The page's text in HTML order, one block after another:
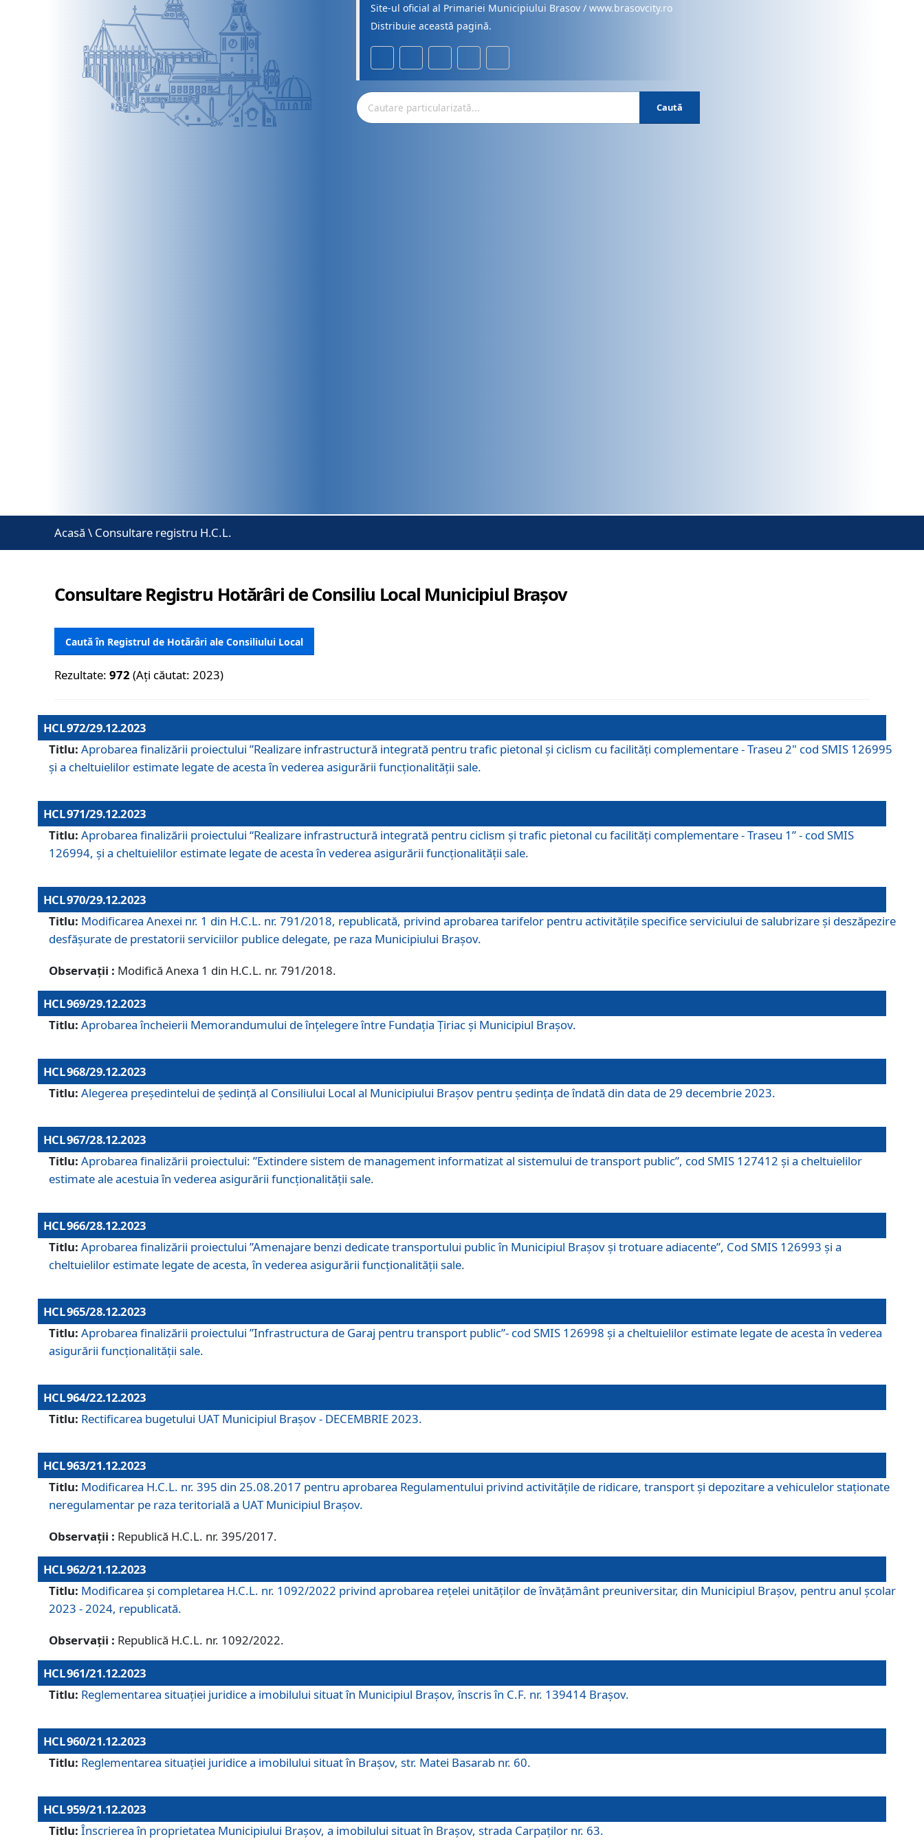
Site-ul oficial al Primariei Municipiului Brasov / www.brasovcity.ro
Distribuie această pagină.
Caută
Acasă \ Consultare registru H.C.L.
Consultare Registru Hotărâri de Consiliu Local Municipiul Brașov
Caută în Registrul de Hotărâri ale Consiliului Local
Rezultate:972 (Ați căutat: 2023)
HCL 972/29.12.2023
Titlu: Aprobarea finalizării proiectului ”Realizare infrastructură integrată pentru trafic pietonal și ciclism cu facilități complementare - Traseu 2" cod SMIS 126995
și a cheltuielilor estimate legate de acesta în vederea asigurării funcționalității sale.
HCL 971/29.12.2023
Titlu: Aprobarea finalizării proiectului “Realizare infrastructură integrată pentru ciclism şi trafic pietonal cu facilităţi complementare - Traseu 1” - cod SMIS
126994, și a cheltuielilor estimate legate de acesta în vederea asigurării funcționalității sale.
HCL 970/29.12.2023
Titlu: Modificarea Anexei nr. 1 din H.C.L. nr. 791/2018, republicată, privind aprobarea tarifelor pentru activitățile specifice serviciului de salubrizare și deszăpezire
desfășurate de prestatorii serviciilor publice delegate, pe raza Municipiului Brașov.
Observații : Modifică Anexa 1 din H.C.L. nr. 791/2018.
HCL 969/29.12.2023
Titlu: Aprobarea încheierii Memorandumului de înțelegere între Fundația Țiriac și Municipiul Brașov.
HCL 968/29.12.2023
Titlu: Alegerea preşedintelui de şedinţă al Consiliului Local al Municipiului Braşov pentru ședința de îndată din data de 29 decembrie 2023.
HCL 967/28.12.2023
Titlu: Aprobarea finalizării proiectului: ”Extindere sistem de management informatizat al sistemului de transport public”, cod SMIS 127412 și a cheltuielilor
estimate ale acestuia în vederea asigurării funcționalității sale.
HCL 966/28.12.2023
Titlu: Aprobarea finalizării proiectului ”Amenajare benzi dedicate transportului public în Municipiul Brașov şi trotuare adiacente”, Cod SMIS 126993 și a
cheltuielilor estimate legate de acesta, în vederea asigurării funcționalității sale.
HCL 965/28.12.2023
Titlu: Aprobarea finalizării proiectului ”Infrastructura de Garaj pentru transport public”- cod SMIS 126998 și a cheltuielilor estimate legate de acesta în vederea
asigurării funcționalității sale.
HCL 964/22.12.2023
Titlu: Rectificarea bugetului UAT Municipiul Braşov - DECEMBRIE 2023.
HCL 963/21.12.2023
Titlu: Modificarea H.C.L. nr. 395 din 25.08.2017 pentru aprobarea Regulamentului privind activitățile de ridicare, transport şi depozitare a vehiculelor staționate
neregulamentar pe raza teritorială a UAT Municipiul Braşov.
Observații : Republică H.C.L. nr. 395/2017.
HCL 962/21.12.2023
Titlu: Modificarea și completarea H.C.L. nr. 1092/2022 privind aprobarea rețelei unităților de învăţământ preuniversitar, din Municipiul Braşov, pentru anul școlar
2023 - 2024, republicată.
Observații : Republică H.C.L. nr. 1092/2022.
HCL 961/21.12.2023
Titlu: Reglementarea situației juridice a imobilului situat în Municipiul Brașov, înscris în C.F. nr. 139414 Brașov.
HCL 960/21.12.2023
Titlu: Reglementarea situației juridice a imobilului situat în Brașov, str. Matei Basarab nr. 60.
HCL 959/21.12.2023
Titlu: Înscrierea în proprietatea Municipiului Brașov, a imobilului situat în Brașov, strada Carpaților nr. 63.